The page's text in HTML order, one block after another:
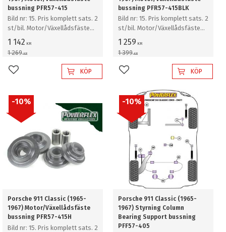
bussning PFR57-415
Bild nr: 15. Pris komplett sats. 2
st/bil. Motor/Växellådsfäste
bussning
1 142 KR
1 269KR
Lägg till i favoriterKÖP
bussning PFR57-415BLK
Bild nr: 15. Pris komplett sats. 2
st/bil. Motor/Växellådsfäste
bussning
1 259 KR
1 399KR
Lägg till i favoriterKÖP
Porsche 911 Classic (1965-
1967) Motor/Växellådsfäste
bussning PFR57-415H
Bild nr: 15. Pris komplett sats. 2
10%
Porsche 911 Classic (1965-
1967) Styrning Column
Bearing Support bussning
PFF57-405
10%